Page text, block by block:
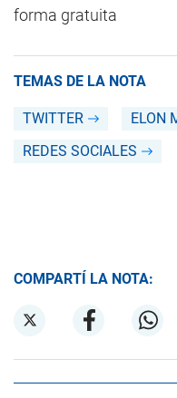
forma gratuita
TEMAS DE LA NOTA
TWITTER
ELON
REDES SOCIALES
COMPARTÍ LA NOTA: